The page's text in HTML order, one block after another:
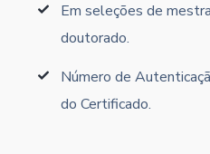
Em seleções de
doutorado.
Número de
do Certificado.